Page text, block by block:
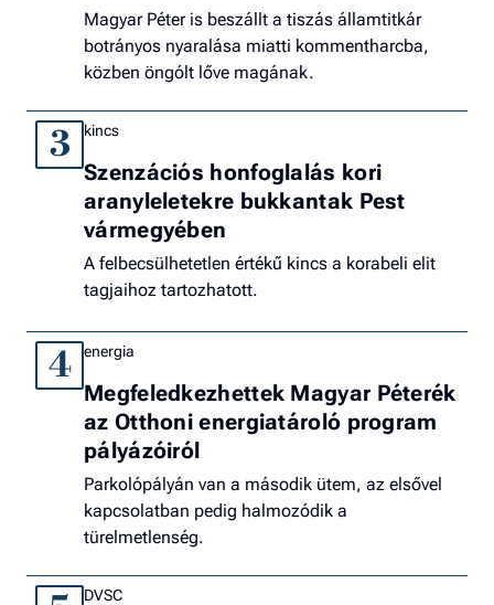
Magyar Péter is beszállt a tiszás államtitkár
botrányos nyaralása miatti kommentharcba,
közben öngólt lőve magának.
3 kincs
Szenzációs honfoglalás kori
aranyleletekre bukkantak Pest
vármegyében
A felbecsülhetetlen értékű kincs a korabeli elit
tagjaihoz tartozhatott.
4 energia
Megfeledkezhettek Magyar Péterék
az Otthoni energiatároló program
pályázóiról
Parkolópályán van a második ütem, az elsővel
kapcsolatban pedig halmozódik a
türelmetlenség.
DVSC